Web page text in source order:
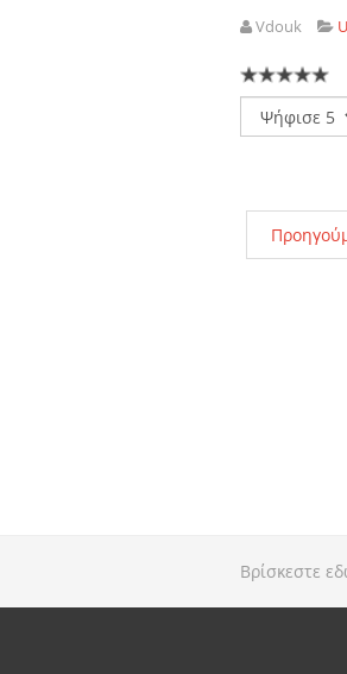
Vdouk
Παρακαλώ
αξιολογήστε
Βρίσκεστε